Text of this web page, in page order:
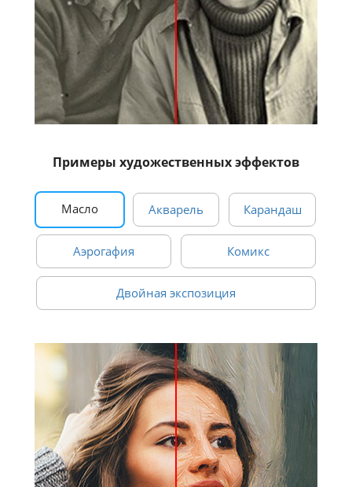
Примеры художественных эффектов
Масло Акварель Карандаш
Аэрогафия Комикс
Двойная экспозиция